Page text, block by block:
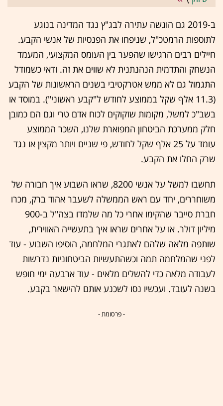
ב-2019 גם הוגשה עתירה לבג"ץ נגד המדינה בנוגע
לתוספות הרמטכ"ל, שניפחו את הפנסיות של אנשי הקבע.
חיילים רבים הרגישו שהפער בין העומס המקצועי, המעמד
הנשחק והתדמית הנהנתנית לא שווים את זה. ודאי כשמודל
התגמול גם לא ממש אטרקטיבי בשנים הראשונות של הקבע
(11.3 אלף שקל בממוצע לחודש ל"קבע ראשוני"). במוסד או
בשב"כ למשל, מקומות שזקוקים לכוח אדם טרי וגם הם כמובן
חלק ממערכת הביטחון המפוארת שלנו, השכר הממוצע
עומד על 25 אלף שקל לחודש, פי שניים ויותר מקצין או נגד
שרק החלו את הקבע.
תחשבו למשל על אנשי 8200, שראו השבוע איך חבורה של
משוחררים, יחד עם ראש הממשלה לשעבר אהוד ברק, מכרו
חברת סייבר שהקימו אחרי כל מה שלמדו בצה"ל ב-900
מיליון דולר. או על אחרים שראו איך בתעשייה האווירית,
שותפה מלאה שלהם לאתגרי המלחמה, הוסיפו השבוע - עוד
לפני שהמלחמה תמה וכשהתעשיות הביטחוניות נדרשות
לעבודה מלאה כדי להשלים מלאים - עוד ארבעה ימי חופש
בשנה לעובד. ועכשיו נסו לשכנע אותם להישאר בקבע.
- פרסומת -